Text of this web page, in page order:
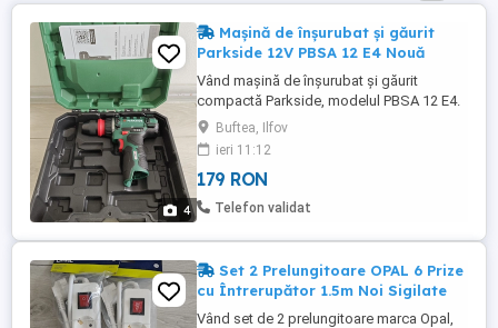
4
Mașină de înșurubat și găurit
Parkside 12V PBSA 12 E4 Nouă
Vând mașină de înșurubat și găurit
compactă Parkside, modelul PBSA 12 E4.
Este o unealtă extrem de versatilă, ideală
pentru asamblarea mobilei sau lucrări de
bricolaj prin casă. Mandrina este
detașabilă, permițând utilizarea directă a
biților în locașul hexagonal magnetic
Buftea, Ilfov
ieri 11:12
179 RON
Telefon validat
Set 2 Prelungitoare OPAL 6 Prize
cu Întrerupător 1.5m Noi Sigilate
Vând set de 2 prelungitoare marca Opal,